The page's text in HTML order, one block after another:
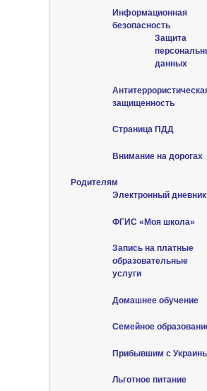
Информационная
безопасность
Защита
данных
защищенность
Страница ПДД
Внимание на дорогах
Родителям
Электронный дневник
ФГИС «Моя школа»
Запись на платные
образовательные
услуги
Домашнее обучение
Семейное
Прибывшим с
Льготное питание